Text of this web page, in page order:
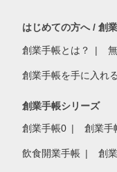
はじめての方へ / 創
創業手帳とは？
創業手帳を手に入れる
創業手帳シリーズ
創業手帳0 創業手
飲食開業手帳 創